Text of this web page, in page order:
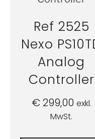
Ref 2525
Nexo
Analog
Controller
€299,00 exkl.
MwSt.